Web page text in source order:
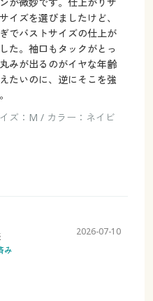
イズを選びましたけど、
でバストサイズの仕上が
た。袖口もタックがとっ
みが出るのがイヤな年齢
たいのに、逆にそこを強
ズ：M / カラー：ネイビ
み
2026-07-10